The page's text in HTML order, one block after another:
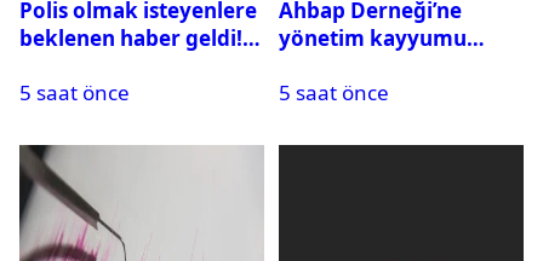
Polis olmak isteyenlere
beklenen haber geldi!
5 saat önce
Ahbap Derneği’ne
yönetim kayyumu
açıldı
5 saat önce